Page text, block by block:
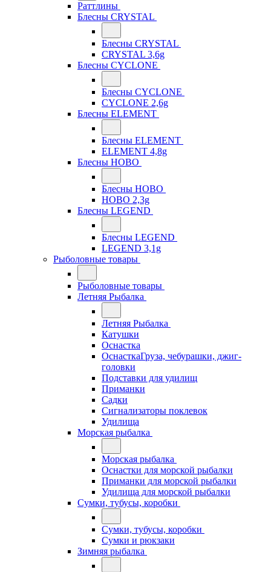
Раттлины
Блесны CRYSTAL
Блесны CRYSTAL
CRYSTAL 3,6g
Блесны CYCLONE
Блесны CYCLONE
CYCLONE 2,6g
Блесны ELEMENT
Блесны ELEMENT
ELEMENT 4,8g
Блесны HOBO
Блесны HOBO
HOBO 2,3g
Блесны LEGEND
Блесны LEGEND
LEGEND 3,1g
Рыболовные товары
Рыболовные товары
Летняя Рыбалка
Летняя Рыбалка
Катушки
Оснастка
ОснасткаГруза, чебурашки, джиг-
головки
Подставки для удилищ
Приманки
Садки
Сигнализаторы поклевок
Удилища
Морская рыбалка
Морская рыбалка
Оснастки для морской рыбалки
Приманки для морской рыбалки
Удилища для морской рыбалки
Сумки, тубусы, коробки
Сумки, тубусы, коробки
Сумки и рюкзаки
Зимняя рыбалка